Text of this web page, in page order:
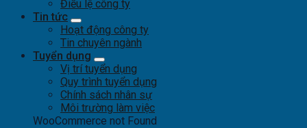
Điều lệ công ty
Tin tức
Hoạt động công ty
Tin chuyên ngành
Tuyển dụng
Vị trí tuyển dụng
Quy trình tuyển dụng
Chính sách nhân sự
Môi trường làm việc
WooCommerce not Found